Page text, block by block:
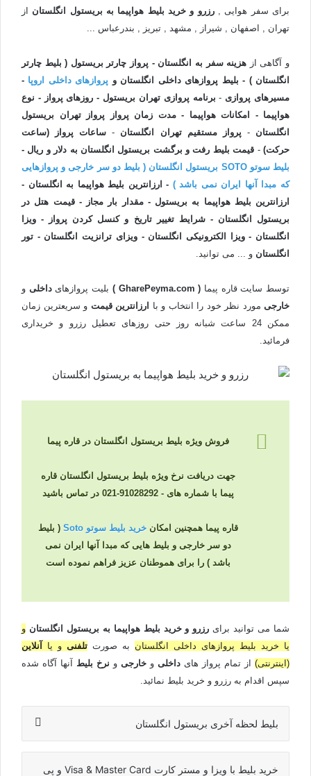
برای سفر هوایی ,رزرو و خرید بلیط هواپیما به بریستول انگلستان
از
تهران , اصفهان , شیراز , مشهد , تبریز , بندرعباس ...
و آگاهی از هزینه سفر به انگلستان - پرواز چارتر بریستول ( بلیط چارتر
انگلستان ) - بلیط پروازهای داخلی انگلستان و پروازهای داخلی اروپا -
مسیرهای پروازی -برنامه پروازی تهران بریستول - روزهای پرواز - نوع
هواپیما - امکانات هواپیما - مدت زمان پرواز پرواز تهران بریستول
انگلستان- پرواز مستقیم تهران انگلستان -ساعات پرواز (ساعت
حرکت)- قیمت بلیط رفت و برگشت بریستول انگلستان به دلار و ریال -
بلیط سوتو SOTO بریستول انگلستان ( بلیط دو سر خارجی و پروازهایی
که مبدا آنها ایران نمی باشد ) - ارزانترین بلیط هواپیما به انگلستان -
ارزانترین بلیط هواپیما به بریستول - مقدار بار مجاز - قیمت هتل در
بریستول انگلستان - شرایط تغییر تاریخ و کنسل کردن پرواز - ویزا
انگلستان - ویزا الکترونیکی انگلستان - ویزای ترانزیت انگلستان - تور
انگلستان و ... می توانید.
توسط سایت قاره پیما ( GharePeyma.com ) بلیت پروازهایداخلی و
خارجی مورد نظر خود را انتخاب و با ارزانترین قیمت و سریعترین زمان
ممکن 24 ساعت شبانه روز حتی روزهای تعطیل رزرو و خریداری
فرمائید.
فروش ویژه بلیط بریستول انگلستان در قاره پیما
جهت دریافت نرخ ویژه بلیط بریستول انگلستان قاره
پیما با شماره های - 91028292-021 در تماس باشید
قاره پیما همچنین امکان خرید بلیط سوتو Soto
( بلیط
دو سر خارجی و بلیط هایی که مبدا آنها ایران نمی
باشد ) را برای هموطنان عزیز فراهم نموده است
شما می توانید برای رزرو و خرید بلیط هواپیما به بریستول انگلستان و
یا خرید بلیط پروازهای داخلی انگلستان به صورت تلفنی و یا
آنلاین
(اینترنتی) از تمام پرواز های داخلی و خارجی و نرخ بلیط آنها آگاه شده
سپس اقدام به رزرو و خرید بلیط نمائید.
بلیط لحظه آخری بریستول انگلستان
خرید بلیط با ویزا و مستر کارت Visa & Master Card و پی